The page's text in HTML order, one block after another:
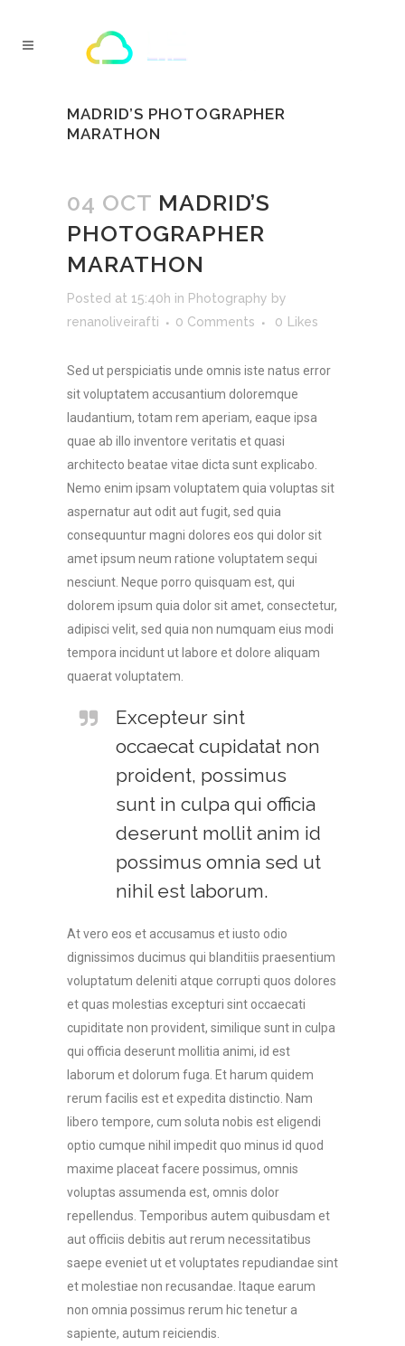
MADRID’S PHOTOGRAPHER
MARATHON
04 OCT MADRID’S
PHOTOGRAPHER
MARATHON
Posted at 15:40h in Photography by
renanoliveirafti
0 Comments 0 Likes
Sed ut perspiciatis unde omnis iste natus error
sit voluptatem accusantium doloremque
laudantium, totam rem aperiam, eaque ipsa
quae ab illo inventore veritatis et quasi
architecto beatae vitae dicta sunt explicabo.
Nemo enim ipsam voluptatem quia voluptas sit
aspernatur aut odit aut fugit, sed quia
consequuntur magni dolores eos qui dolor sit
amet ipsum neum ratione voluptatem sequi
nesciunt. Neque porro quisquam est, qui
dolorem ipsum quia dolor sit amet, consectetur,
adipisci velit, sed quia non numquam eius modi
tempora incidunt ut labore et dolore aliquam
quaerat voluptatem.
Excepteur sint
occaecat cupidatat non
proident, possimus
sunt in culpa qui officia
deserunt mollit anim id
possimus omnia sed ut
nihil est laborum.
At vero eos et accusamus et iusto odio
dignissimos ducimus qui blanditiis praesentium
voluptatum deleniti atque corrupti quos dolores
et quas molestias excepturi sint occaecati
cupiditate non provident, similique sunt in culpa
qui officia deserunt mollitia animi, id est
laborum et dolorum fuga. Et harum quidem
rerum facilis est et expedita distinctio. Nam
libero tempore, cum soluta nobis est eligendi
optio cumque nihil impedit quo minus id quod
maxime placeat facere possimus, omnis
voluptas assumenda est, omnis dolor
repellendus. Temporibus autem quibusdam et
aut officiis debitis aut rerum necessitatibus
saepe eveniet ut et voluptates repudiandae sint
et molestiae non recusandae. Itaque earum
non omnia possimus rerum hic tenetur a
sapiente, autum reiciendis.